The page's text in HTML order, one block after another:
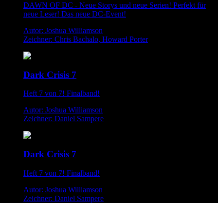
DAWN OF DC - Neue Storys und neue Serien! Perfekt für
neue Leser! Das neue DC-Event!
Autor: Joshua Williamson
Zeichner: Chris Bachalo, Howard Porter
Dark Crisis 7
Heft 7 von 7! Finalband!
Autor: Joshua Williamson
Zeichner: Daniel Sampere
Dark Crisis 7
Heft 7 von 7! Finalband!
Autor: Joshua Williamson
Zeichner: Daniel Sampere